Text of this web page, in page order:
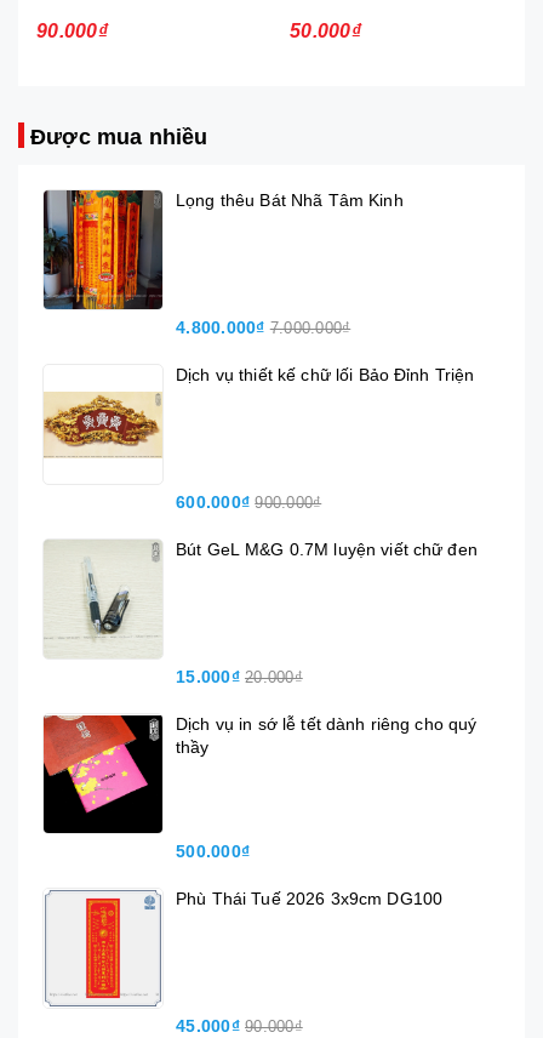
90.000₫ 50.000₫
Được mua nhiều
Lọng thêu Bát Nhã Tâm Kinh
4.800.000₫ 7.000.000₫
Dịch vụ thiết kế chữ lối Bảo Đỉnh Triện
600.000₫ 900.000₫
Bút GeL M&G 0.7M luyện viết chữ đen
15.000₫ 20.000₫
Dịch vụ in sớ lễ tết dành riêng cho quý
thầy
500.000₫
Phù Thái Tuế 2026 3x9cm DG100
45.000₫ 90.000₫